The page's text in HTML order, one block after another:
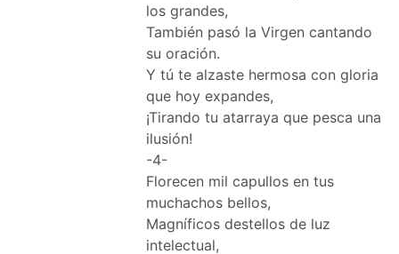
los grandes,
También pasó la Virgen cantando
su oración.
Y tú te alzaste hermosa con gloria
que hoy expandes,
¡Tirando tu atarraya que pesca una
ilusión!
-4-
Florecen mil capullos en tus
muchachos bellos,
Magníficos destellos de luz
intelectual,